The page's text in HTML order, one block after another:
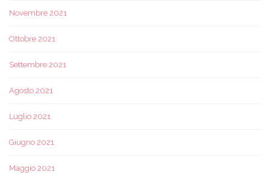
Novembre 2021
Ottobre 2021
Settembre 2021
Agosto 2021
Luglio 2021
Giugno 2021
Maggio 2021